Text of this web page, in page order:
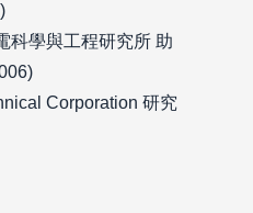
科學與工程研究所 助
Corporation 研究